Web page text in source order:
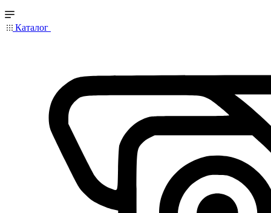
Каталог